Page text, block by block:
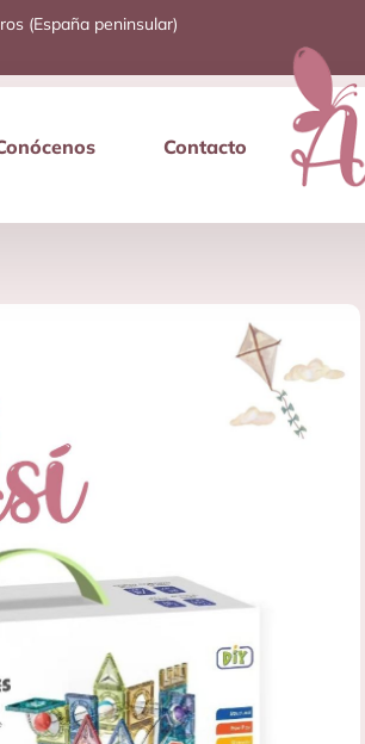
(España peninsular)
Contacto